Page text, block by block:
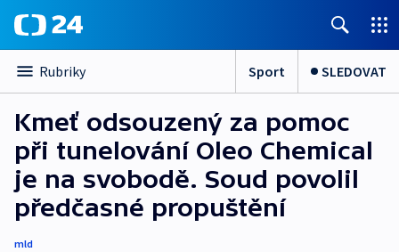
Rubriky Sport SLEDOVAT
Kmeť odsouzený za pomoc
při tunelování Oleo Chemical
je na svobodě. Soud povolil
předčasné propuštění
mld